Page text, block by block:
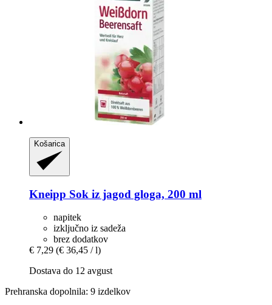
Košarica
Kneipp Sok iz jagod gloga, 200 ml
napitek
izključno iz sadeža
brez dodatkov
€ 7,29 (€ 36,45 / l)
Dostava do 12 avgust
Prehranska dopolnila: 9 izdelkov